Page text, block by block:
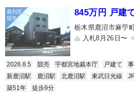
845万円 戸建
栃木県鹿沼市麻苧
入札8月26日〜
2026.8.5 競売 宇都宮地裁本庁 戸建て
新鹿沼駅
鹿沼駅 北鹿沼駅 東武日光線
築51年
徒歩9分